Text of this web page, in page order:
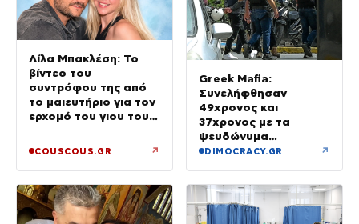
Λίλα Μπακλέση: Το
βίντεο του
συντρόφου της από
το μαιευτήριο για τον
ερχομό του γιου τους
COUSCOUS.GR ↗
Greek Mafia:
Συνελήφθησαν
49χρονος και
37χρονος με τα
ψευδώνυμα
«πίτμπουλ» και
DIMOCRACY.GR ↗